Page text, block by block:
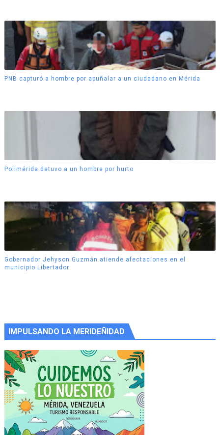
PNB capturó a hombre por apuñalar a un ciudadano en Mérida
Polimérida detuvo a un hombre por hurto
Gobernador Jehyson Guzmán atiende afectaciones en el
municipio Libertador
IMPULSANDO LA MERIDEÑIDAD